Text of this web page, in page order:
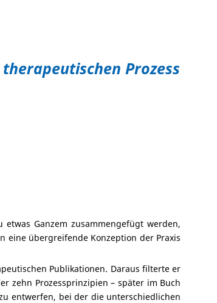
Prozess
Ganzem zusammengefügt werden,
eine übergreifende Konzeption der Praxis
Publikationen. Daraus filterte er
zehn Prozessprinzipien – später im Buch
entwerfen, bei der die unterschiedlichen